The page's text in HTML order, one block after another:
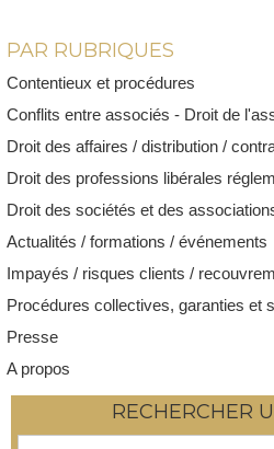
PAR RUBRIQUES
Contentieux et procédures
Conflits entre associés - Droit de
Droit des affaires / distribution /
Droit des professions libérales
Droit des sociétés et des
Actualités / formations / événements
Impayés / risques clients /
Procédures collectives, garanties et
Presse
A propos
RECHERCHER